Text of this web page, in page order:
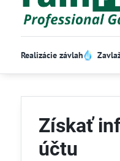
Realizácie závlah
Získať
účtu